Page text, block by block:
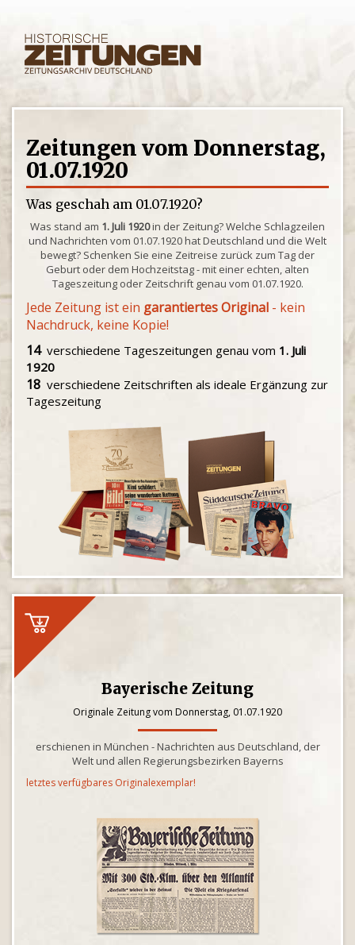
Zeitungen vom Donnerstag,
01.07.1920
Was geschah am 01.07.1920?
Was stand am 1. Juli 1920in der Zeitung? Welche Schlagzeilen
und Nachrichten vom 01.07.1920 hat Deutschland und die Welt
bewegt? Schenken Sie eine Zeitreise zurück zum Tag der
Geburt oder dem Hochzeitstag - mit einer echten, alten
Tageszeitung oder Zeitschrift genau vom 01.07.1920.
Jede Zeitung ist ein garantiertes Original - kein
Nachdruck, keine Kopie!
14verschiedene Tageszeitungen genau vom 1. Juli
1920
18 verschiedene Zeitschriften als ideale Ergänzung zur
Tageszeitung
Bayerische Zeitung
Originale Zeitung vom Donnerstag, 01.07.1920
erschienen in München - Nachrichten aus Deutschland, der
Welt und allen Regierungsbezirken Bayerns
letztes verfügbares Originalexemplar!